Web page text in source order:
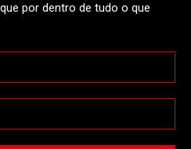
por dentro de tudo o que